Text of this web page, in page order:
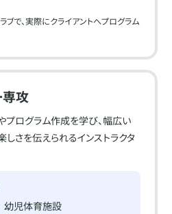
ブで、実際にクライアントへプログラム
専攻
プログラム作成を学び、幅広い
さを伝えられるインストラクタ
幼児体育施設